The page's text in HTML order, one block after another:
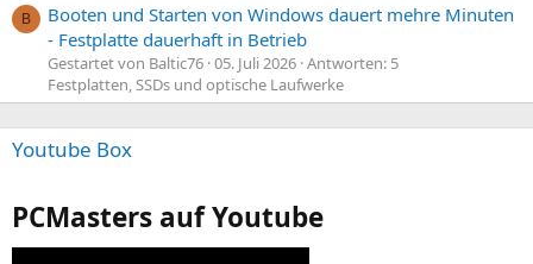
B
Booten und Starten von Windows dauert mehre Minuten
- Festplatte dauerhaft in Betrieb
Gestartet von Baltic76 05. Juli 2026 Antworten: 5
Festplatten, SSDs und optische Laufwerke
Youtube Box
PCMasters auf Youtube